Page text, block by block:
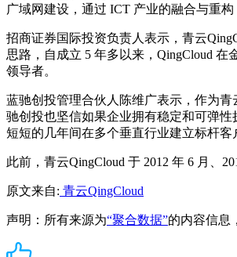
广域网建设，通过 ICT 产业的融合与重
招商证券国际投资负责人表示，青云
思路，自成立 5 年多以来，QingCloud
领导者。
蓝驰创投管理合伙人陈维广表示，作为
驰创投也坚信如果企业拥有稳定和可弹
短短的几年间在多个垂直行业建立标杆客
此前，青云QingCloud 于 2012 年 6 月、
原文来自: 青云QingCloud
声明：所有来源为“聚合数据”的内容信息